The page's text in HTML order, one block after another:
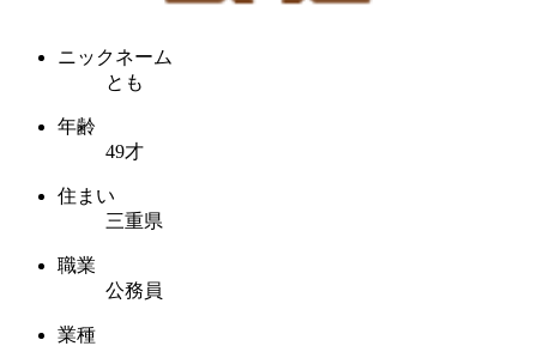
ニックネーム
とも
年齢
49才
住まい
三重県
職業
公務員
業種